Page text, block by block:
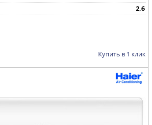
2,6
Купить в 1 клик